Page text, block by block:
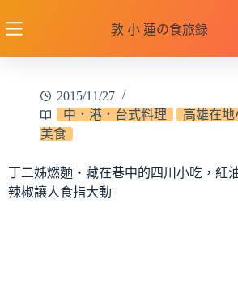
至
敦 小 蓮の食旅錄
2015/11/27
中．港．台式料理
高雄在地
美食
丁二姊燃麵‧藏在巷中的四川小吃，紅
辣椒讓人食指大動